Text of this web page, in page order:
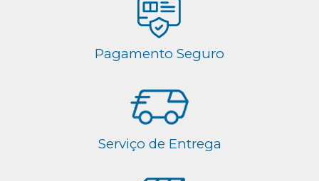
Pagamento Seguro
Serviço de Entrega